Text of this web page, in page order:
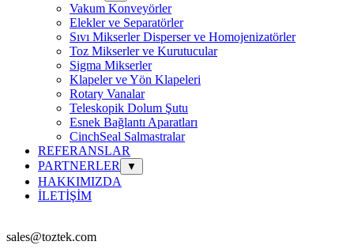
Vakum Konveyörler
Elekler ve Separatörler
Sıvı Mikserler Disperser ve Homojenizatörler
Toz Mikserler ve Kurutucular
Sigma Mikserler
Klapeler ve Yön Klapeleri
Rotary Vanalar
Teleskopik Dolum Şutu
Esnek Bağlantı Aparatları
CinchSeal Salmastralar
REFERANSLAR
PARTNERLER
▼
HAKKIMIZDA
İLETİŞİM
sales@toztek.com